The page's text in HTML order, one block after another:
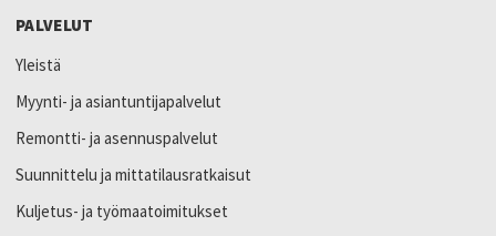
PALVELUT
Yleistä
Myynti- ja asiantuntijapalvelut
Remontti- ja asennuspalvelut
Suunnittelu ja mittatilausratkaisut
Kuljetus- ja työmaatoimitukset